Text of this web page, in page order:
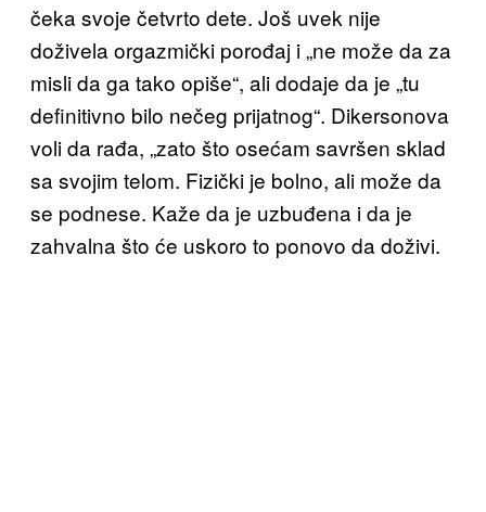
čeka svoje četvrto dete. Još uvek nije
doživela orgazmički porođaj i „ne može da za
misli da ga tako opiše“, ali dodaje da je „tu
definitivno bilo nečeg prijatnog“. Dikersonova
voli da rađa, „zato što osećam savršen sklad
sa svojim telom. Fizički je bolno, ali može da
se podnese. Kaže da je uzbuđena i da je
zahvalna što će uskoro to ponovo da doživi.